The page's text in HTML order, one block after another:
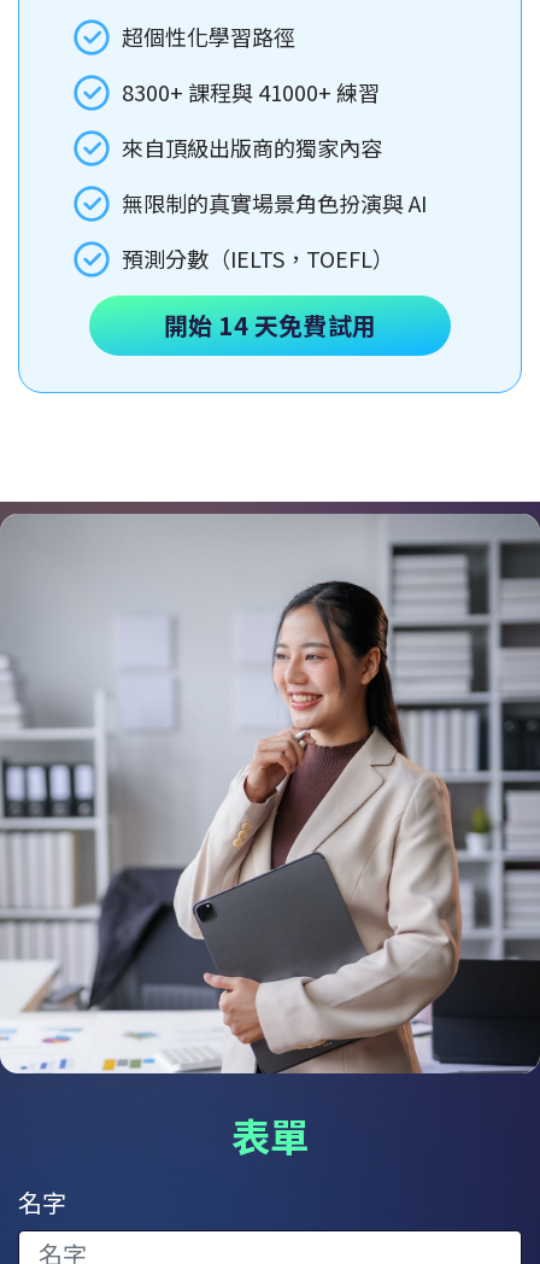
超個性化學習路徑
8300+ 課程與 41000+ 練習
來自頂級出版商的獨家內容
無限制的真實場景角色扮演與 AI
預測分數（IELTS，TOEFL）
開始 14 天免費試用
表單
名字